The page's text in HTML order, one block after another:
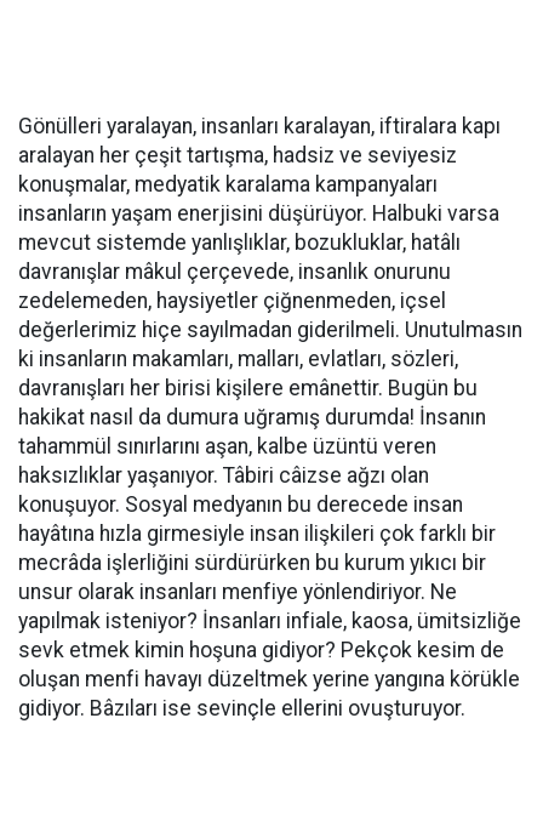
Gönülleri yaralayan, insanları karalayan, iftiralara kapı
aralayan her çeşit tartışma, hadsiz ve seviyesiz
konuşmalar, medyatik karalama kampanyaları
insanların yaşam enerjisini düşürüyor. Halbuki varsa
mevcut sistemde yanlışlıklar, bozukluklar, hatâlı
davranışlar mâkul çerçevede, insanlık onurunu
zedelemeden, haysiyetler çiğnenmeden, içsel
değerlerimiz hiçe sayılmadan giderilmeli. Unutulmasın
ki insanların makamları, malları, evlatları, sözleri,
davranışları her birisi kişilere emânettir. Bugün bu
hakikat nasıl da dumura uğramış durumda! İnsanın
tahammül sınırlarını aşan, kalbe üzüntü veren
haksızlıklar yaşanıyor. Tâbiri câizse ağzı olan
konuşuyor. Sosyal medyanın bu derecede insan
hayâtına hızla girmesiyle insan ilişkileri çok farklı bir
mecrâda işlerliğini sürdürürken bu kurum yıkıcı bir
unsur olarak insanları menfiye yönlendiriyor. Ne
yapılmak isteniyor? İnsanları infiale, kaosa, ümitsizliğe
sevk etmek kimin hoşuna gidiyor? Pekçok kesim de
oluşan menfi havayı düzeltmek yerine yangına körükle
gidiyor. Bâzıları ise sevinçle ellerini ovuşturuyor.